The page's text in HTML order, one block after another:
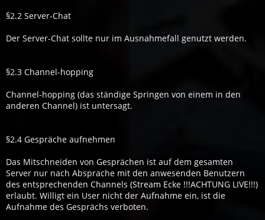
§2.2 Server-Chat
Der Server-Chat sollte nur im Ausnahmefall genutzt werden.
§2.3 Channel-hopping
Channel-hopping (das ständige Springen von einem in den
anderen Channel) ist untersagt.
§2.4 Gespräche aufnehmen
Das Mitschneiden von Gesprächen ist auf dem gesamten
Server nur nach Absprache mit den anwesenden Benutzern
des entsprechenden Channels (Stream Ecke !!!ACHTUNG LIVE!!!)
erlaubt. Willigt ein User nicht der Aufnahme ein, ist die
Aufnahme des Gesprächs verboten.